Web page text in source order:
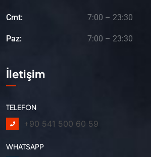
Cmt: 7:00 – 23:30
Paz: 7:00 – 23:30
İletişim
TELEFON
+90 541 500 60 59
WHATSAPP